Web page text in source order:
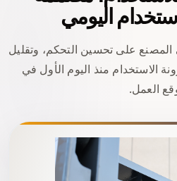
اليومي
على تحسين التحكم، وتقليل
الاستخدام منذ اليوم الأول في
العمل.